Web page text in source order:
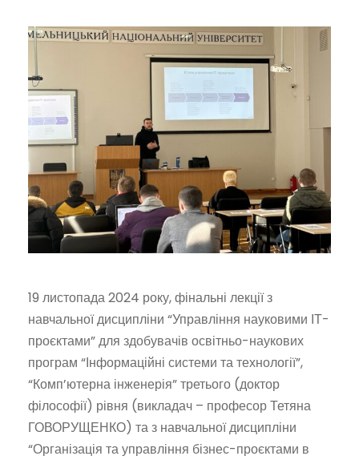
19 листопада2024 року, фінальні лекції з
навчальної дисципліни “Управління науковими ІТ-
проєктами” для здобувачів освітньо-наукових
програм “Інформаційні системи та технології”,
“Комп’ютерна інженерія” третього (доктор
філософії) рівня (викладач – професор Тетяна
ГОВОРУЩЕНКО) та з навчальної дисципліни
“Організація та управління бізнес-проєктами в